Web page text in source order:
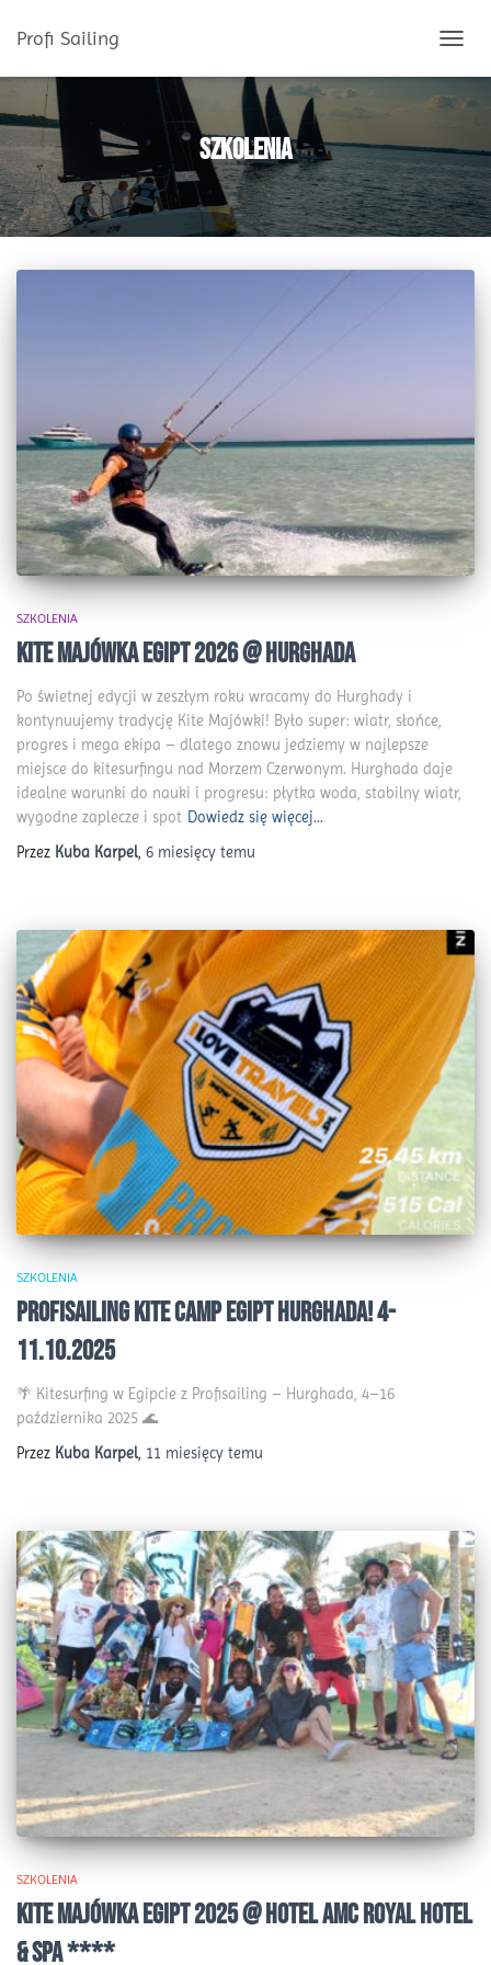
Profi Sailing
Szkolenia
SZKOLENIA
KITE MAJÓWKA EGIPT 2026 @ HURGHADA
Po świetnej edycji w zeszłym roku wracamy do Hurghady i
kontynuujemy tradycję Kite Majówki! Było super: wiatr, słońce,
progres i mega ekipa – dlatego znowu jedziemy w najlepsze
miejsce do kitesurfingu nad Morzem Czerwonym. Hurghada daje
idealne warunki do nauki i progresu: płytka woda, stabilny wiatr,
wygodne zaplecze i spot Dowiedz się więcej…
Przez Kuba Karpel, 6 miesięcy temu
SZKOLENIA
ProfiSailing Kite Camp Egipt Hurghada! 4-
11.10.2025
🌴 Kitesurfing w Egipcie z Profisailing – Hurghada, 4–16
października 2025 🌊
Przez Kuba Karpel, 11 miesięcy temu
SZKOLENIA
KITE MAJÓWKA EGIPT 2025 @ HOTEL AMC ROYAL HOTEL
& SPA ****